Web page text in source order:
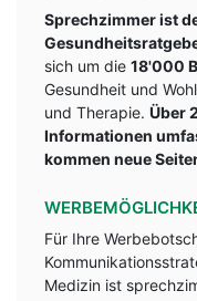
Sprechzimmer ist
sich um die 18'000
Gesundheit und
und Therapie. Über
Informationen
kommen neue
Für Ihre
Medizin ist